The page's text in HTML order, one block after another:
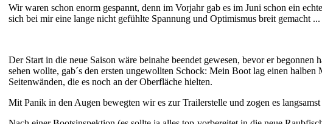
Wir waren schon enorm gespannt, denn im Vorjahr gab es im Juni schon ein
sich bei mir eine lange nicht gefühlte Spannung und Optimismus breit gemacht ...
Der Start in die neue Saison wäre beinahe beendet gewesen, bevor er
sehen wollte, gab´s den ersten ungewollten Schock: Mein Boot lag einen
Seitenwänden, die es noch an der Oberfläche hielten.
Mit Panik in den Augen bewegten wir es zur Trailerstelle und zogen es